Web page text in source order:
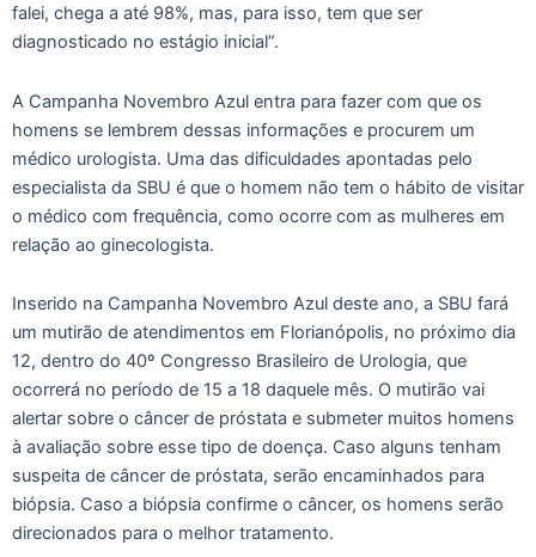
falei, chega a até 98%, mas, para isso, tem que ser
diagnosticado no estágio inicial”.
A Campanha Novembro Azul entra para fazer com que os
homens se lembrem dessas informações e procurem um
médico urologista. Uma das dificuldades apontadas pelo
especialista da SBU é que o homem não tem o hábito de visitar
o médico com frequência, como ocorre com as mulheres em
relação ao ginecologista.
Inserido na Campanha Novembro Azul deste ano, a SBU fará
um mutirão de atendimentos em Florianópolis, no próximo dia
12, dentro do 40º Congresso Brasileiro de Urologia, que
ocorrerá no período de 15 a 18 daquele mês. O mutirão vai
alertar sobre o câncer de próstata e submeter muitos homens
à avaliação sobre esse tipo de doença. Caso alguns tenham
suspeita de câncer de próstata, serão encaminhados para
biópsia. Caso a biópsia confirme o câncer, os homens serão
direcionados para o melhor tratamento.